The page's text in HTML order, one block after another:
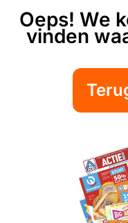
Oeps! We
vinden